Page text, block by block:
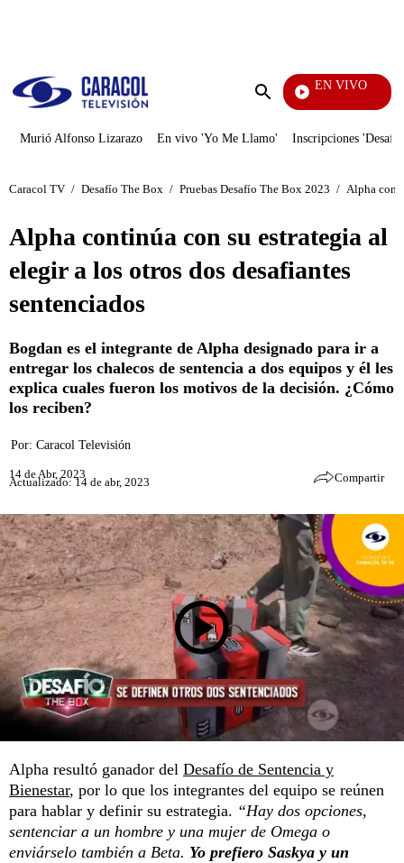
Enviar
EN VIVO
La
Murió Alfonso Lizarazo En vivo 'Yo Me Llamo' Inscripciones
Caracol TV / Desafío The Box / Pruebas Desafío The Box 2023 / Alpha
Alpha continúa con su estrategia al
elegir a los otros dos desafiantes
sentenciados
Bogdan es el integrante de Alpha designado para ir a
entregar los chalecos de sentencia a dos equipos y él les
explica cuales fueron los motivos de la decisión. ¿Cómo
los reciben?
Por: Caracol Televisión
14 de Abr, 2023
Actualizado: 14 de abr, 2023 Compartir
Alpha resultó ganador del Desafío de Sentencia y
Bienestar, por lo que los integrantes del equipo se reúnen
para hablar y definir su estrategia. “Hay dos opciones,
sentenciar a un hombre y una mujer de Omega o
enviárselo también a Beta. Yo prefiero Saskya y un